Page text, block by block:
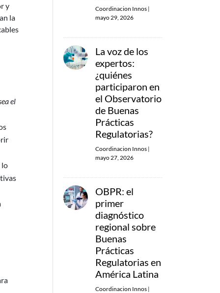
y
la
el
lo
Coordinacion Innos |
mayo 29, 2026
La voz de los
expertos:
¿quiénes
participaron en
el Observatorio
de Buenas
Prácticas
Regulatorias?
Coordinacion Innos |
mayo 27, 2026
OBPR: el
primer
diagnóstico
regional sobre
Buenas
Prácticas
Regulatorias en
América Latina
Coordinacion Innos |